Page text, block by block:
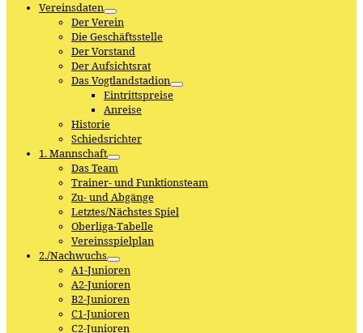
Vereinsdaten
Der Verein
Die Geschäftsstelle
Der Vorstand
Der Aufsichtsrat
Das Vogtlandstadion
Eintrittspreise
Anreise
Historie
Schiedsrichter
1. Mannschaft
Das Team
Trainer- und Funktionsteam
Zu- und Abgänge
Letztes/Nächstes Spiel
Oberliga-Tabelle
Vereinsspielplan
2./Nachwuchs
A1-Junioren
A2-Junioren
B2-Junioren
C1-Junioren
C2-Junioren